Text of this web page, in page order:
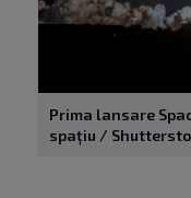
Prima lansare
spațiu /